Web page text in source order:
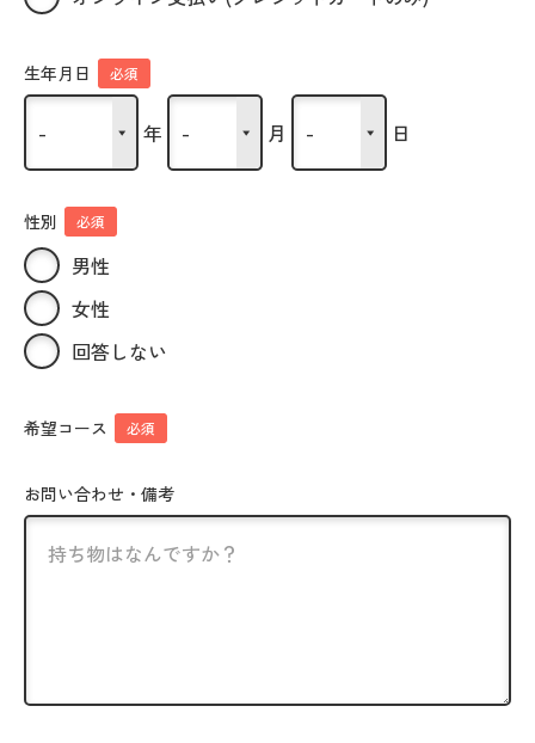
生年月日 必須
年 月 日
性別 必須
男性
女性
回答しない
希望コース 必須
お問い合わせ・備考